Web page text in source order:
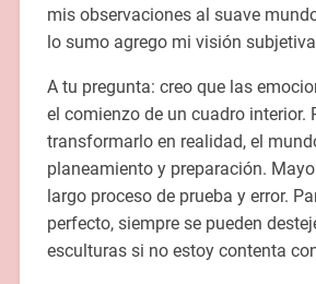
mis observaciones al suave
lo sumo agrego mi visión
A tu pregunta: creo que las
el comienzo de un cuadro interior.
transformarlo en realidad, el
planeamiento y preparación.
largo proceso de prueba y error.
perfecto, siempre se pueden
esculturas si no estoy contenta